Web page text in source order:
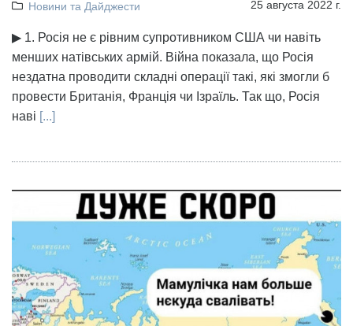
Новини та Дайджести 25 августа 2022 г.
▶ 1. Росія не є рівним супротивником США чи навіть
менших натівських армій. Війна показала, що Росія
нездатна проводити складні операції такі, які змогли б
провести Британія, Франція чи Ізраїль. Так що, Росія
наві [...]